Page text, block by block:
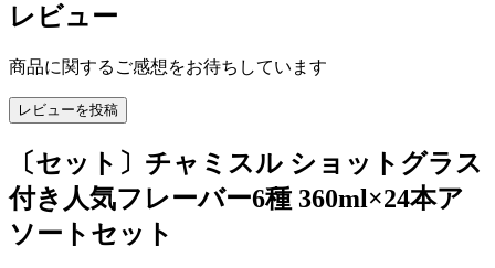
レビュー
商品に関するご感想をお待ちしています
レビューを投稿
〔セット〕チャミスル ショットグラス
付き人気フレーバー6種 360ml×24本ア
ソートセット